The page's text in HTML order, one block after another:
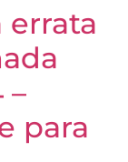
errata
–
para